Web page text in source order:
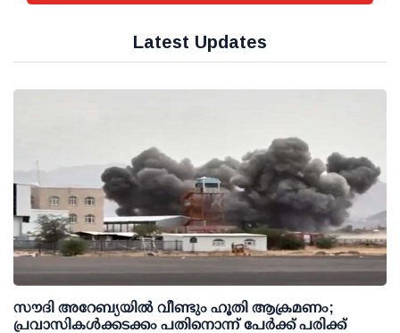
Latest Updates
സൗദി അറേബ്യയില്‍ വീണ്ടും ഹൂതി ആക്രമണം;
പ്രവാസികള്‍ക്കടക്കം പതിനൊന്ന് പേര്‍ക്ക് പരിക്ക്